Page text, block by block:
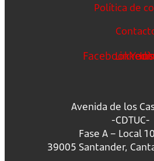
Política de
Facebook
Avenida de los
-CDTUC-
Fase A – Local
39005 Santander,